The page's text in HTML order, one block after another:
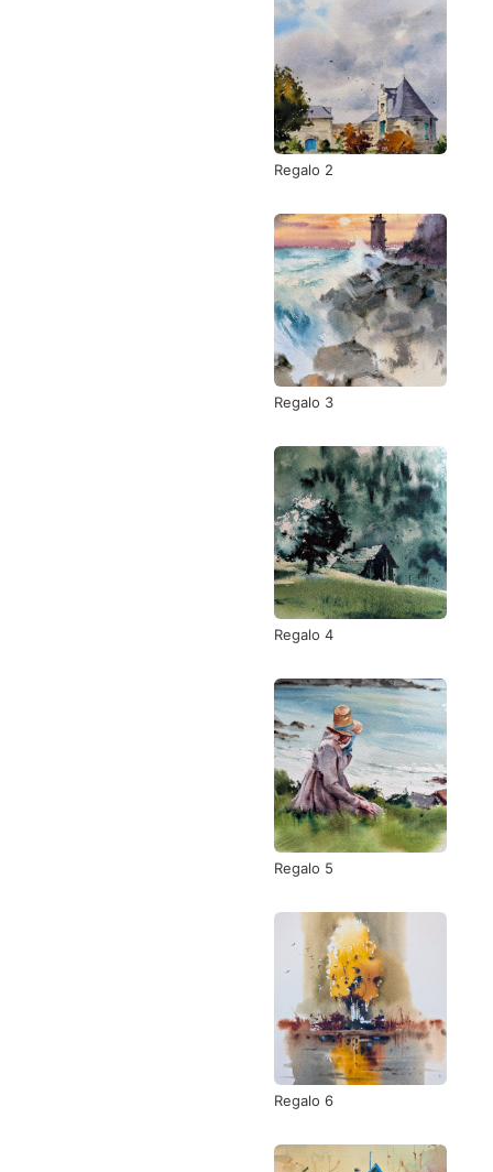
Regalo 2
Regalo 3
Regalo 4
Regalo 5
Regalo 6